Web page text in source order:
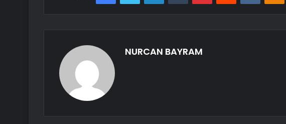
NURCAN BAYRAM